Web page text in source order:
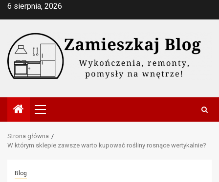
Przejdź
6 sierpnia, 2026
Menu
główne
Strona główna
W którym sklepie zawsze warto kupować rośliny rosnące wertykalnie?
Blog